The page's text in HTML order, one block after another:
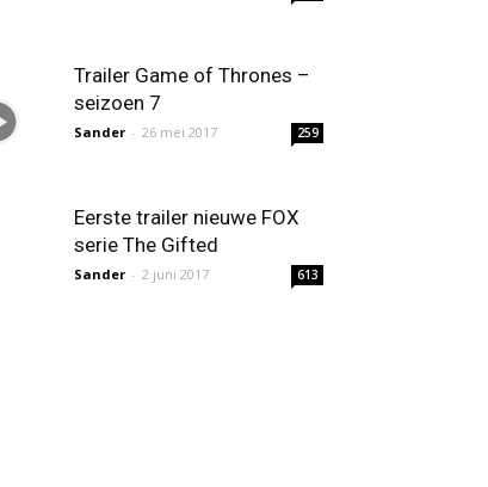
Trailer Game of Thrones –
seizoen 7
Sander - 26 mei 2017 259
Eerste trailer nieuwe FOX
serie The Gifted
Sander - 2 juni 2017 613